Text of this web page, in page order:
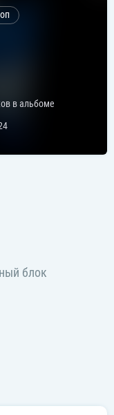
в альбоме